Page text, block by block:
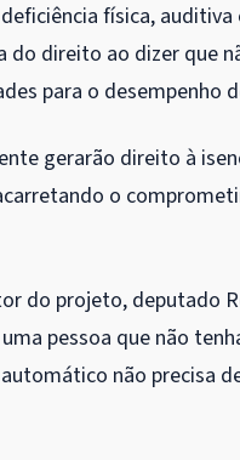
física,
direito ao dizer que
para o desempenho
gerarão direito à
o
do projeto, deputado
pessoa que não
não precisa